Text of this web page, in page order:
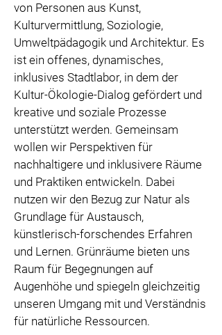
von Personen aus Kunst,
Kulturvermittlung, Soziologie,
Umweltpädagogik und Architektur. Es
ist ein offenes, dynamisches,
inklusives Stadtlabor, in dem der
Kultur-Ökologie-Dialog gefördert und
kreative und soziale Prozesse
unterstützt werden. Gemeinsam
wollen wir Perspektiven für
nachhaltigere und inklusivere Räume
und Praktiken entwickeln. Dabei
nutzen wir den Bezug zur Natur als
Grundlage für Austausch,
künstlerisch-forschendes Erfahren
und Lernen. Grünräume bieten uns
Raum für Begegnungen auf
Augenhöhe und spiegeln gleichzeitig
unseren Umgang mit und Verständnis
für natürliche Ressourcen.